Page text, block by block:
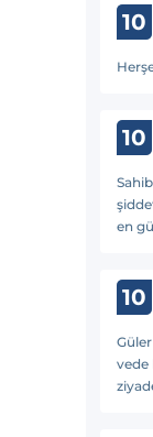
10
10
en
10
vede